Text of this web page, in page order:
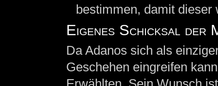
bestimmen, damit dieser
Eigenes Schicksal der
Da Adanos sich als
Geschehen eingreifen